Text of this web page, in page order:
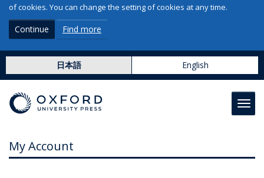
of cookies. You can change the setting of cookies at any time.
Continue Find more
日本語 English
My Account